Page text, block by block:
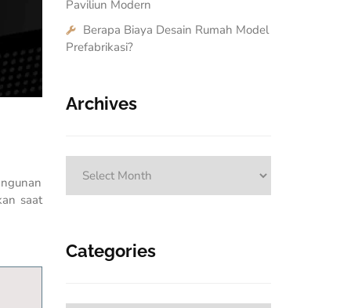
saat
Paviliun Modern
Berapa Biaya Desain Rumah Model
Prefabrikasi?
Archives
Categories